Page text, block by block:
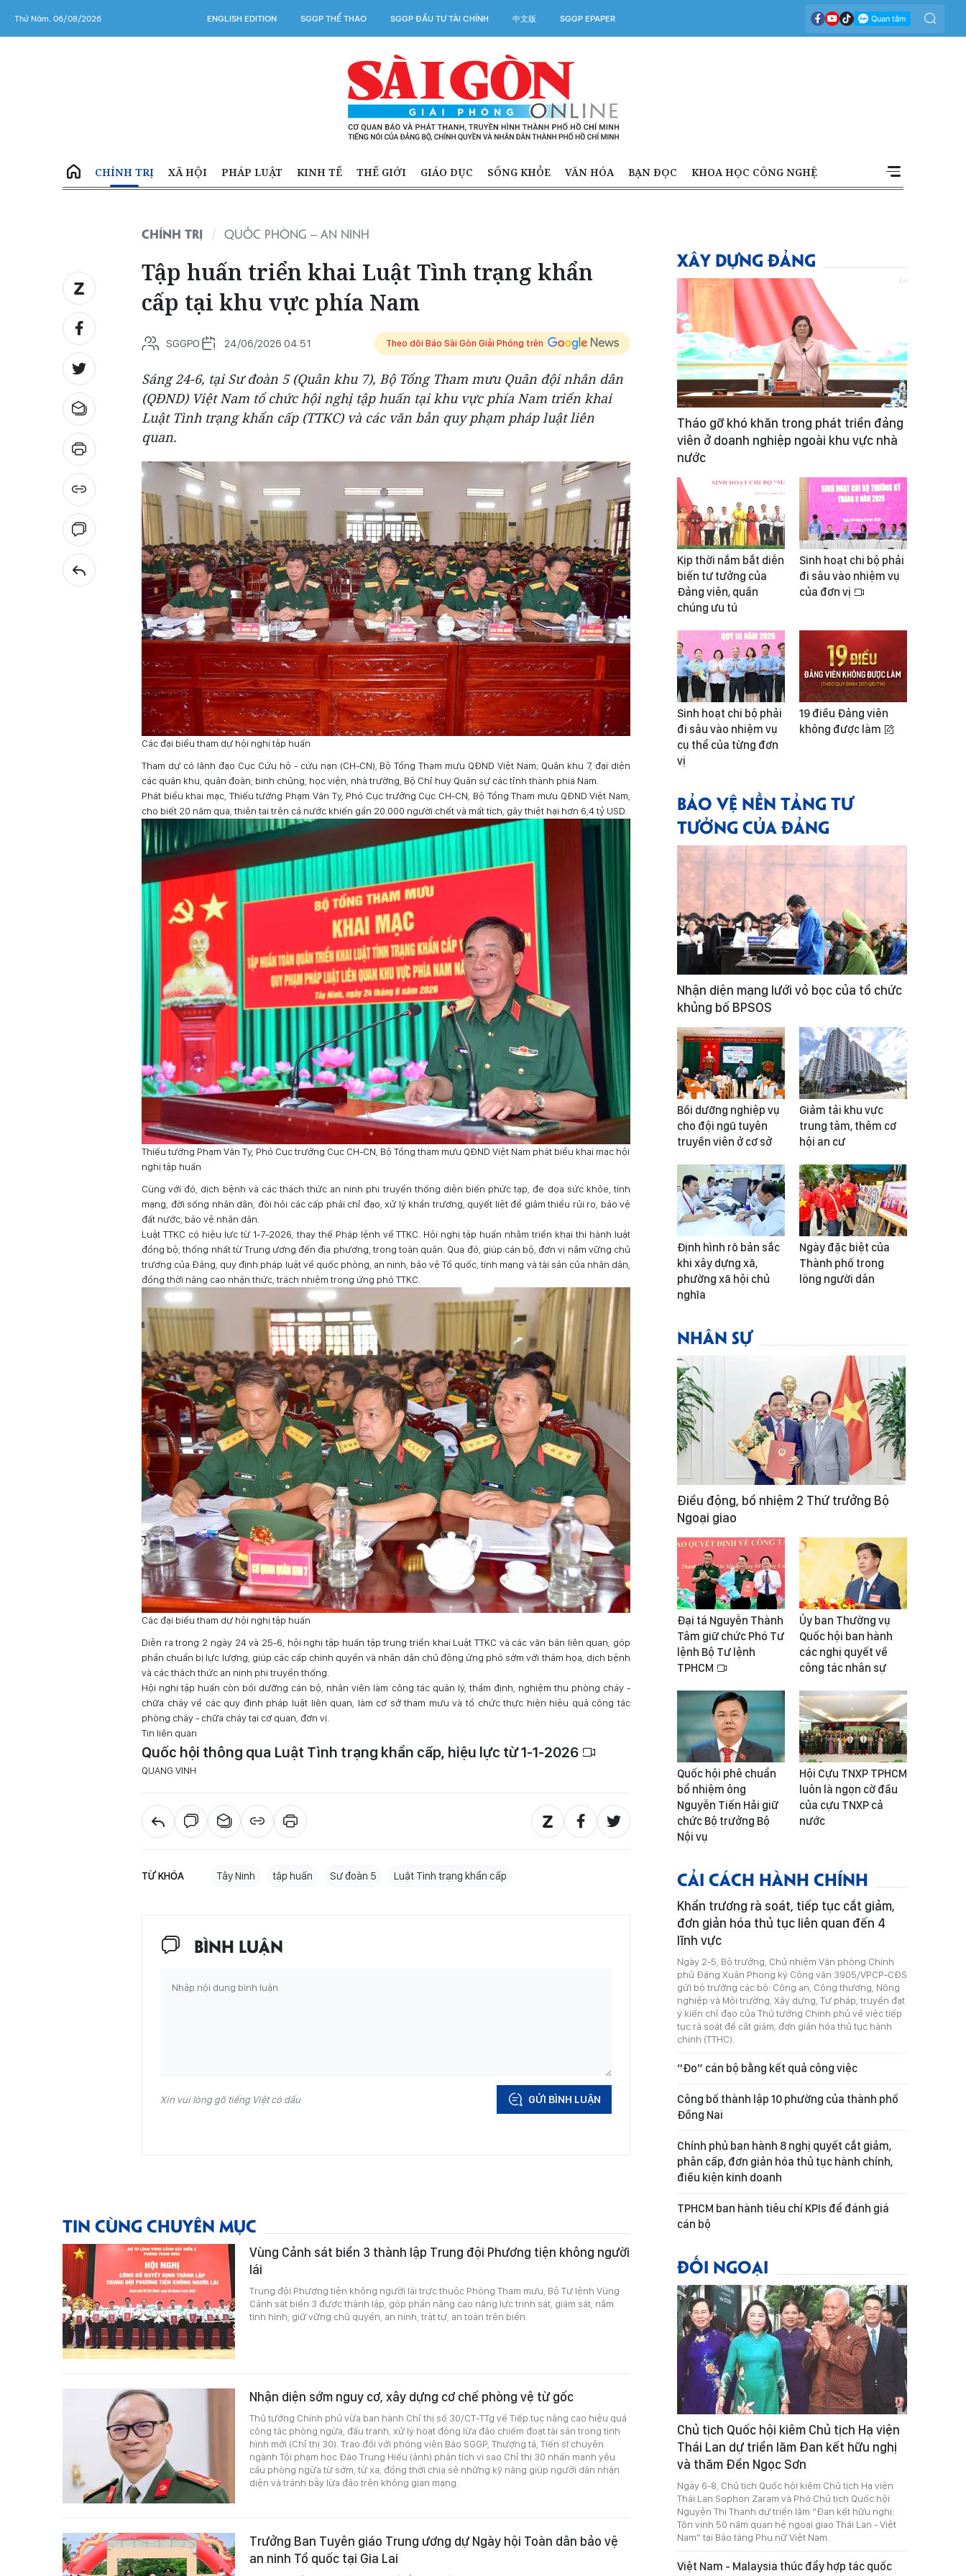
Thứ Năm, 06/08/2026 ENGLISH EDITION SGGP THỂ THAO SGGP ĐẦU TƯ TÀI CHÍNH 中文版 SGGP EPAPER
CHÍNH TRỊ XÃ HỘI PHÁP LUẬT KINH TẾ THẾ GIỚI GIÁO DỤC SỐNG KHỎE VĂN HÓA BẠN ĐỌC KHOA HỌC CÔNG NGHỆ
CHÍNH TRỊ QUỐC PHÒNG – AN NINH
Tập huấn triển khai Luật Tình trạng khẩn
cấp tại khu vực phía Nam
SGGPO 24/06/2026 04:51 Theo dõi Báo Sài Gòn Giải Phóng trên
Sáng 24-6, tại Sư đoàn 5 (Quân khu 7), Bộ Tổng Tham mưu Quân đội nhân dân
(QĐND) Việt Nam tổ chức hội nghị tập huấn tại khu vực phía Nam triển khai
Luật Tình trạng khẩn cấp (TTKC) và các văn bản quy phạm pháp luật liên
quan.
Các đại biểu tham dự hội nghị tập huấn
Tham dự có lãnh đạo Cục Cứu hộ - cứu nạn (CH-CN), Bộ Tổng Tham mưu QĐND Việt Nam; Quân khu 7, đại diện
các quân khu, quân đoàn, binh chủng, học viện, nhà trường, Bộ Chỉ huy Quân sự các tỉnh thành phía Nam.
Phát biểu khai mạc, Thiếu tướng Phạm Văn Tỵ, Phó Cục trưởng Cục CH-CN, Bộ Tổng Tham mưu QĐND Việt Nam,
cho biết 20 năm qua, thiên tai trên cả nước khiến gần 20.000 người chết và mất tích, gây thiệt hại hơn 6,4 tỷ USD.
Thiếu tướng Phạm Văn Tỵ, Phó Cục trưởng Cục CH-CN, Bộ Tổng tham mưu QĐND Việt Nam phát biểu khai mạc hội
nghị tập huấn
Cùng với đó, dịch bệnh và các thách thức an ninh phi truyền thống diễn biến phức tạp, đe dọa sức khỏe, tính
mạng, đời sống nhân dân, đòi hỏi các cấp phải chỉ đạo, xử lý khẩn trương, quyết liệt để giảm thiểu rủi ro, bảo vệ
đất nước, bảo vệ nhân dân.
Luật TTKC có hiệu lực từ 1-7-2026, thay thế Pháp lệnh về TTKC. Hội nghị tập huấn nhằm triển khai thi hành luật
đồng bộ, thống nhất từ Trung ương đến địa phương, trong toàn quân. Qua đó, giúp cán bộ, đơn vị nắm vững chủ
trương của Đảng, quy định pháp luật về quốc phòng, an ninh, bảo vệ Tổ quốc, tính mạng và tài sản của nhân dân,
đồng thời nâng cao nhận thức, trách nhiệm trong ứng phó TTKC.
Các đại biểu tham dự hội nghị tập huấn
Diễn ra trong 2 ngày 24 và 25-6, hội nghị tập huấn tập trung triển khai Luật TTKC và các văn bản liên quan, góp
phần chuẩn bị lực lượng, giúp các cấp chính quyền và nhân dân chủ động ứng phó sớm với thảm họa, dịch bệnh
và các thách thức an ninh phi truyền thống.
Hội nghị tập huấn còn bồi dưỡng cán bộ, nhân viên làm công tác quản lý, thẩm định, nghiệm thu phòng cháy -
chữa cháy về các quy định pháp luật liên quan, làm cơ sở tham mưu và tổ chức thực hiện hiệu quả công tác
phòng cháy - chữa cháy tại cơ quan, đơn vị.
Tin liên quan
Quốc hội thông qua Luật Tình trạng khẩn cấp, hiệu lực từ 1-1-2026
QUANG VINH
TỪ KHÓA Tây Ninh tập huấn Sư đoàn 5 Luật Tình trạng khẩn cấp
BÌNH LUẬN
Xin vui lòng gõ tiếng Việt có dấu GỬI BÌNH LUẬN
TIN CÙNG CHUYÊN MỤC
Vùng Cảnh sát biển 3 thành lập Trung đội Phương tiện không người
lái
Trung đội Phương tiện không người lái trực thuộc Phòng Tham mưu, Bộ Tư lệnh Vùng
Cảnh sát biển 3 được thành lập, góp phần nâng cao năng lực trinh sát, giám sát, nắm
tình hình, giữ vững chủ quyền, an ninh, trật tự, an toàn trên biển.
Nhận diện sớm nguy cơ, xây dựng cơ chế phòng vệ từ gốc
Thủ tướng Chính phủ vừa ban hành Chỉ thị số 30/CT-TTg về Tiếp tục nâng cao hiệu quả
công tác phòng ngừa, đấu tranh, xử lý hoạt động lừa đảo chiếm đoạt tài sản trong tình
hình mới (Chỉ thị 30). Trao đổi với phóng viên Báo SGGP, Thượng tá, Tiến sĩ chuyên
ngành Tội phạm học Đào Trung Hiếu (ảnh) phân tích vì sao Chỉ thị 30 nhấn mạnh yêu
cầu phòng ngừa từ sớm, từ xa, đồng thời chia sẻ những kỹ năng giúp người dân nhận
diện và tránh bẫy lừa đảo trên không gian mạng.
Trưởng Ban Tuyên giáo Trung ương dự Ngày hội Toàn dân bảo vệ
an ninh Tổ quốc tại Gia Lai
XÂY DỰNG ĐẢNG
Tháo gỡ khó khăn trong phát triển đảng
viên ở doanh nghiệp ngoài khu vực nhà
nước
Kịp thời nắm bắt diễn
biến tư tưởng của
Đảng viên, quần
chúng ưu tú
Sinh hoạt chi bộ phải
đi sâu vào nhiệm vụ
của đơn vị
Sinh hoạt chi bộ phải
đi sâu vào nhiệm vụ
cụ thể của từng đơn
vị
19 điều Đảng viên
không được làm
BẢO VỆ NỀN TẢNG TƯ
TƯỞNG CỦA ĐẢNG
Nhận diện mạng lưới vỏ bọc của tổ chức
khủng bố BPSOS
Bồi dưỡng nghiệp vụ
cho đội ngũ tuyên
truyền viên ở cơ sở
Giảm tải khu vực
trung tâm, thêm cơ
hội an cư
Định hình rõ bản sắc
khi xây dựng xã,
phường xã hội chủ
nghĩa
Ngày đặc biệt của
Thành phố trong
lòng người dân
NHÂN SỰ
Điều động, bổ nhiệm 2 Thứ trưởng Bộ
Ngoại giao
Đại tá Nguyễn Thành
Tâm giữ chức Phó Tư
lệnh Bộ Tư lệnh
TPHCM
Ủy ban Thường vụ
Quốc hội ban hành
các nghị quyết về
công tác nhân sự
Quốc hội phê chuẩn
bổ nhiệm ông
Nguyễn Tiến Hải giữ
chức Bộ trưởng Bộ
Nội vụ
Hội Cựu TNXP TPHCM
luôn là ngọn cờ đầu
của cựu TNXP cả
nước
CẢI CÁCH HÀNH CHÍNH
Khẩn trương rà soát, tiếp tục cắt giảm,
đơn giản hóa thủ tục liên quan đến 4
lĩnh vực
Ngày 2-5, Bộ trưởng, Chủ nhiệm Văn phòng Chính
phủ Đặng Xuân Phong ký Công văn 3905/VPCP-CĐS
gửi bộ trưởng các bộ: Công an, Công thương, Nông
nghiệp và Môi trường, Xây dựng, Tư pháp, truyền đạt
ý kiến chỉ đạo của Thủ tướng Chính phủ về việc tiếp
tục rà soát để cắt giảm, đơn giản hóa thủ tục hành
chính (TTHC).
“Đo” cán bộ bằng kết quả công việc
Công bố thành lập 10 phường của thành phố
Đồng Nai
Chính phủ ban hành 8 nghị quyết cắt giảm,
phân cấp, đơn giản hóa thủ tục hành chính,
điều kiện kinh doanh
TPHCM ban hành tiêu chí KPIs để đánh giá
cán bộ
ĐỐI NGOẠI
Chủ tịch Quốc hội kiêm Chủ tịch Hạ viện
Thái Lan dự triển lãm Đan kết hữu nghị
và thăm Đền Ngọc Sơn
Ngày 6-8, Chủ tịch Quốc hội kiêm Chủ tịch Hạ viện
Thái Lan Sophon Zaram và Phó Chủ tịch Quốc hội
Nguyễn Thị Thanh dự triển lãm “Đan kết hữu nghị:
Tôn vinh 50 năm quan hệ ngoại giao Thái Lan - Việt
Nam” tại Bảo tàng Phụ nữ Việt Nam.
Việt Nam - Malaysia thúc đẩy hợp tác quốc